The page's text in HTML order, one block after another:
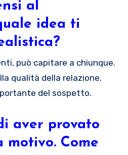
al
idea ti
può capitare a chiunque.
qualità della relazione.
del sospetto.
aver provato
motivo. Come